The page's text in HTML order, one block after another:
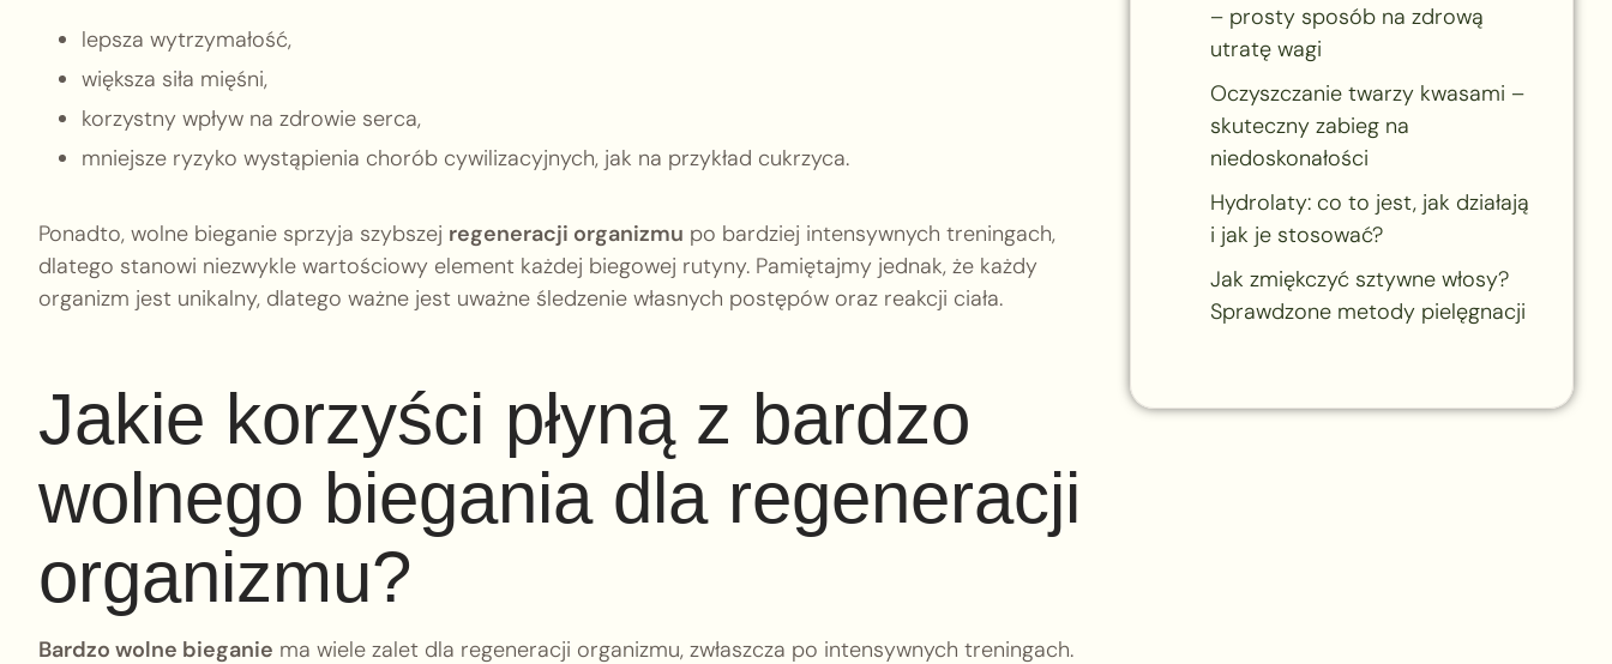
lepsza wytrzymałość,
większa siła mięśni,
korzystny wpływ na zdrowie serca,
mniejsze ryzyko wystąpienia chorób cywilizacyjnych, jak na przykład cukrzyca.
Ponadto, wolne bieganie sprzyja szybszej regeneracji organizmu po bardziej intensywnych treningach,
dlatego stanowi niezwykle wartościowy element każdej biegowej rutyny. Pamiętajmy jednak, że każdy
organizm jest unikalny, dlatego ważne jest uważne śledzenie własnych postępów oraz reakcji ciała.
Jakie korzyści płyną z bardzo
wolnego biegania dla regeneracji
organizmu?
Bardzo wolne bieganie ma wiele zalet dla regeneracji organizmu, zwłaszcza po intensywnych treningach.
– prosty sposób na zdrową
utratę wagi
Oczyszczanie twarzy kwasami –
skuteczny zabieg na
niedoskonałości
Hydrolaty: co to jest, jak działają
i jak je stosować?
Jak zmiękczyć sztywne włosy?
Sprawdzone metody pielęgnacji